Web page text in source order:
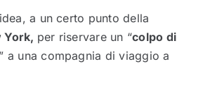
a un certo punto della
York, per riservare un “colpo di
” a una compagnia di viaggio a